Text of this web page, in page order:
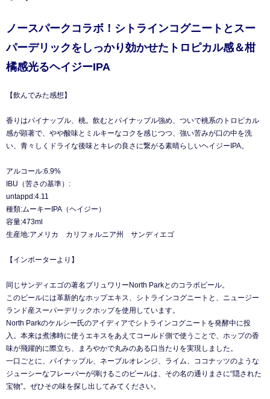
ノースパークコラボ！シトラインコグニートとスー
パーデリックをしっかり効かせたトロピカル感＆柑
橘感光るヘイジーIPA
【飲んでみた感想】
香りはパイナップル、桃。飲むとパイナップル強め、ついで桃系のトロピカル
感が顕著で、やや酸味とミルキーなコクを感じつつ、強い苦みが口の中を洗
い、青々しくドライな後味とキレの良さに繋がる素晴らしいヘイジーIPA。
アルコール:6.9%
IBU（苦さの基準）:
untappd:4.11
種類:ムーキーIPA（ヘイジー）
容量:473ml
生産地:アメリカ カリフォルニア州 サンディエゴ
【インポーターより】
同じサンディエゴの著名ブリュワリーNorth Parkとのコラボビール。
このビールには革新的なホップエキス、シトラインコグニートと、ニュージー
ランド産スーパーデリックホップを使用しています。
North Parkのケルシー氏のアイディアでシトラインコグニートを発酵中に投
入。本来は煮沸時に使うエキスをあえてコールド側で使うことで、ホップの香
味が飛躍的に際立ち、まろやかで丸みのある口当たりを実現しました。
一口ごとに、パイナップル、ネーブルオレンジ、ライム、ココナッツのような
ジューシーなフレーバーが弾けるこのビールは、その名の通りまさに“隠された
宝物”。ぜひその味を探し出してみてください。